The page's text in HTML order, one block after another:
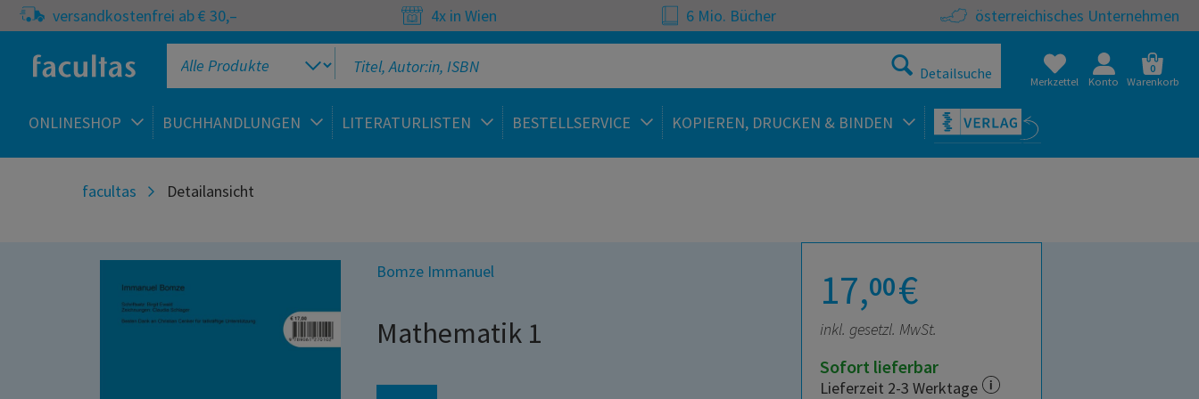
versandkostenfrei ab € 30,– 4x in Wien 6 Mio. Bücher österreichisches Unternehmen
Detailsuche Merkzettel Konto
0
Warenkorb
ONLINESHOP BUCHHANDLUNGEN LITERATURLISTEN BESTELLSERVICE KOPIEREN, DRUCKEN & BINDEN
facultas Detailansicht
Bomze Immanuel
Mathematik 1
17,00€
inkl. gesetzl. MwSt.
Sofort lieferbar
Lieferzeit 2-3 Werktage